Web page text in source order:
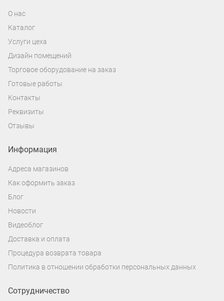
О нас
Каталог
Услуги цеха
Дизайн помещений
Торговое оборудование на заказ
Готовые работы
Контакты
Реквизиты
Отзывы
Информация
Адреса магазинов
Как оформить заказ
Блог
Новости
Видеоблог
Доставка и оплата
Процедура возврата товара
Политика в отношении обработки персональных данных
Сотрудничество